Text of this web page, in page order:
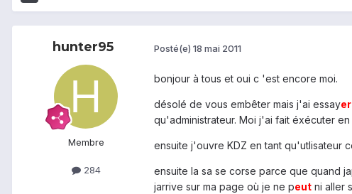
hunter95
Membre
284
Posté(e) 18 mai 2011
bonjour à tous et oui c 'est encore moi.
désolé de vous embêter mais j'ai essayer
qu'administrateur. Moi j'ai fait éxécuter
ensuite j'ouvre KDZ en tant qu'utlisateur
ensuite la sa se corse parce que quand
jarrive sur ma page où je ne peut ni aller